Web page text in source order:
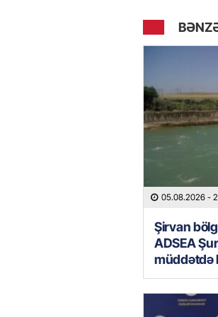
05.08.2026 -
Şirvan
ADSEA
müddətdə